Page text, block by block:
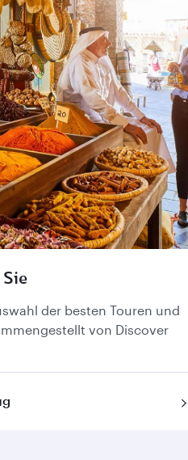
der besten Touren und
von Discover